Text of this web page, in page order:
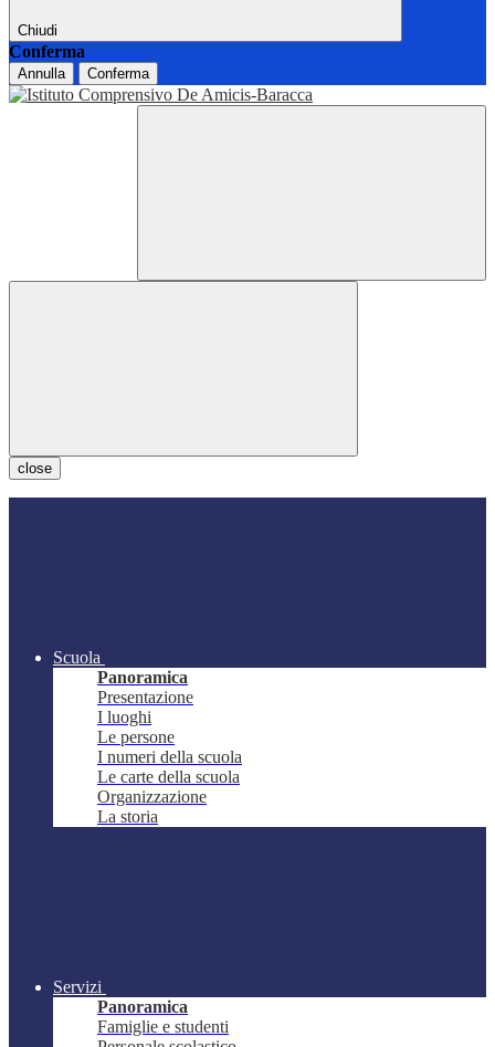
Chiudi
Conferma
Annulla Conferma
close
Scuola
Panoramica
Presentazione
I luoghi
Le persone
I numeri della scuola
Le carte della scuola
Organizzazione
La storia
Servizi
Panoramica
Famiglie e studenti